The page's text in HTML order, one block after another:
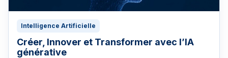
Intelligence Artificielle
Créer, Innover et Transformer avec l’IA
générative